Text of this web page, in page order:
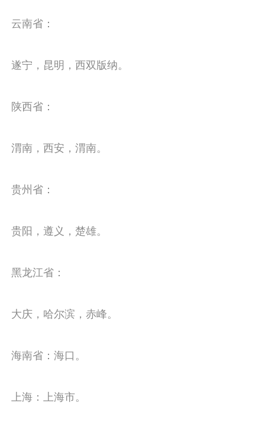
云南省：
遂宁，昆明，西双版纳。
陕西省：
渭南，西安，渭南。
贵州省：
贵阳，遵义，楚雄。
黑龙江省：
大庆，哈尔滨，赤峰。
海南省：海口。
上海：上海市。